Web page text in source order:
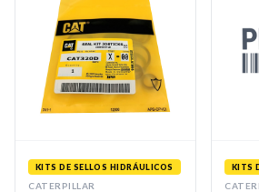
KITS DE SELLOS HIDRÁULICOS
CATERPILLAR
KITS